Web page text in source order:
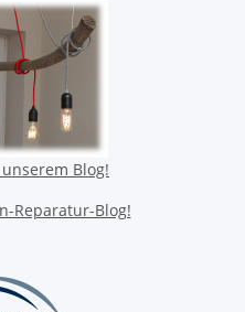
Blog!
Reparatur-Blog!